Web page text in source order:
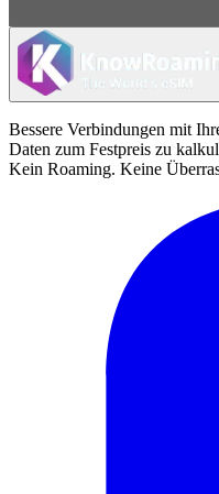
Bessere Verbindungen mit
Daten zum Festpreis zu
Kein Roaming. Keine